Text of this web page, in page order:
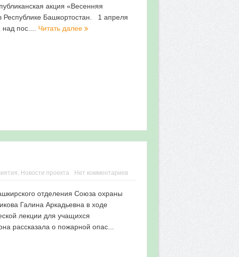
акция «Весенняя
Республике Башкортостан. 1 апреля
пос.... Читать далее
, Новости проекта Нет комментариев
отделения Союза охраны
Галина Аркадьевна в ходе
лекции для учащихся
рассказала о пожарной опас...